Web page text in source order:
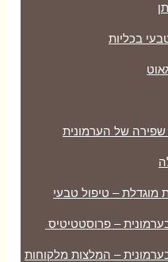
בכליות
של הערמונית
מוגדלת – טיפול טבעי
– פרוסטטיטיס
– המלצות מלקוחות